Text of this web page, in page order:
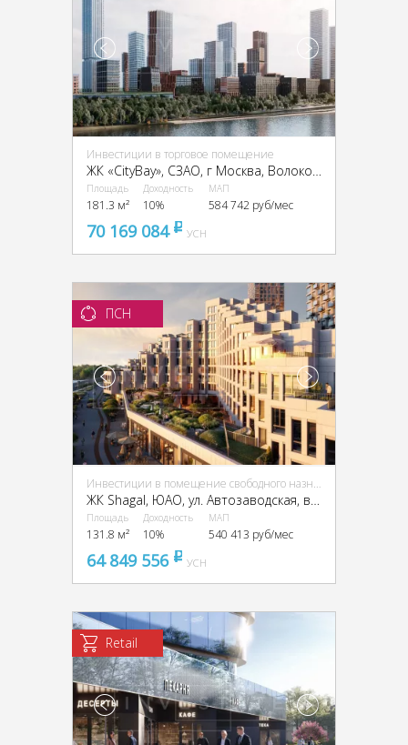
Инвестиции в торговое помещение
ЖК «CityBay», CЗАО, г Москва, Волоколамское ш., 95
Площадь
181.3 м²
Доходность
10%
МАП
584 742 руб/мес
70 169 084 pуб
УСН
ПСН
Инвестиции в помещение свободного назначения (ПСН)
Площадь
131.8 м²
Доходность
10%
МАП
540 413 руб/мес
64 849 556 pуб
УСН
Retail